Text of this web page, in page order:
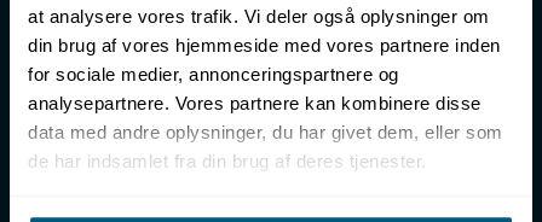
at analysere vores trafik. Vi deler også oplysninger om
din brug af vores hjemmeside med vores partnere inden
for sociale medier, annonceringspartnere og
analysepartnere. Vores partnere kan kombinere disse
data med andre oplysninger, du har givet dem, eller som
de har indsamlet fra din brug af deres tjenester.
LML SPORT er en engrosforhandler af alt til vand. Vores
sortiment omfatter f.eks. badetøj, svømmeudstyr, udstyr til
vandleg og vandsport, vandbehandling og teknik samt inventar
til vådrum, sauna & spa. Vores kunder er bl.a. svømmehaller,
badelande, friluftsbade, campingpladser, feriecentre,
idrætshaller og skoler. Vælg os som din leverandør, fordi vi har
over 50 års erfaring i branchen og tilbyder den højeste